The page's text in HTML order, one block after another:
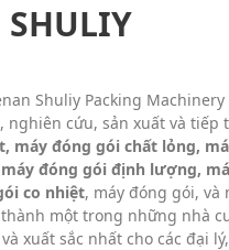
Shuliy Packing Machinery
nghiên cứu, sản xuất và tiếp
máy đóng gói chất lỏng,
đóng gói định lượng,
co nhiệt, máy đóng gói, và
một trong những nhà
xuất sắc nhất cho các đại